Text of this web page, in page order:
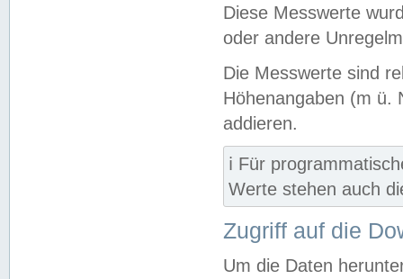
Diese Messwerte
oder andere
Die Messwerte sind
Höhenangaben (m ü.
addieren.
ℹ️ Für
Werte stehen auch
Zugriff auf die
Um die Daten